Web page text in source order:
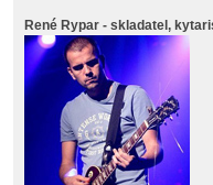
René Rypar - skladatel,